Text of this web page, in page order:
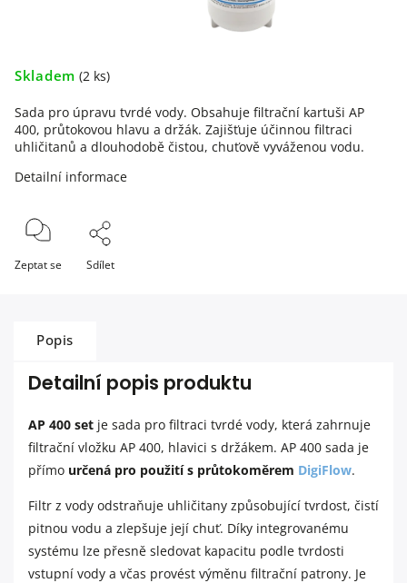
Skladem (2 ks)
Sada pro úpravu tvrdé vody. Obsahuje filtrační kartuši AP
400, průtokovou hlavu a držák. Zajišťuje účinnou filtraci
uhličitanů a dlouhodobě čistou, chuťově vyváženou vodu.
Detailní informace
Zeptat se Sdílet
Popis
Detailní popis produktu
AP 400 set je sada pro filtraci tvrdé vody, která zahrnuje
filtrační vložku AP 400, hlavici s držákem. AP 400 sada je
přímo určená pro použití s průtokoměrem DigiFlow.
Filtr z vody odstraňuje uhličitany způsobující tvrdost, čistí
pitnou vodu a zlepšuje její chuť. Díky integrovanému
systému lze přesně sledovat kapacitu podle tvrdosti
vstupní vody a včas provést výměnu filtrační patrony. Je